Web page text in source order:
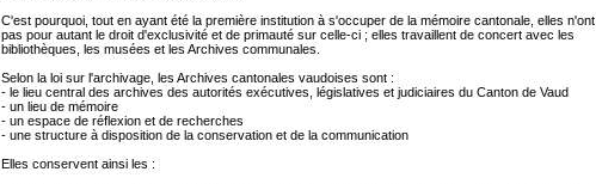
C'est pourquoi, tout en ayant été la première institution à s'occuper de la mémoire cantonale, elles n'ont
pas pour autant le droit d'exclusivité et de primauté sur celle-ci ; elles travaillent de concert avec les
bibliothèques, les musées et les Archives communales.
Selon la loi sur l'archivage, les Archives cantonales vaudoises sont :
- le lieu central des archives des autorités exécutives, législatives et judiciaires du Canton de Vaud
- un lieu de mémoire
- un espace de réflexion et de recherches
- une structure à disposition de la conservation et de la communication
Elles conservent ainsi les :